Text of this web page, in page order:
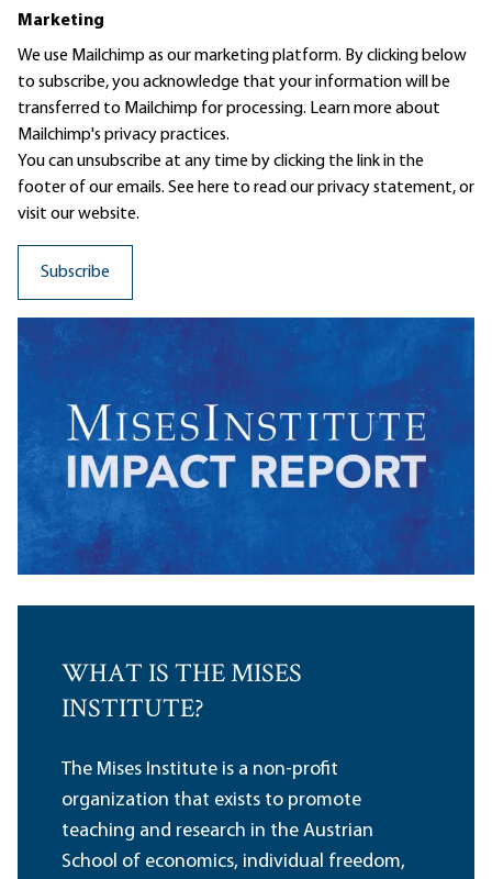
Marketing
We use Mailchimp as our marketing platform. By clicking below
to subscribe, you acknowledge that your information will be
transferred to Mailchimp for processing. Learn moreabout
Mailchimp's privacy practices.
You can unsubscribe at any time by clicking the link in the
footer of our emails. See here to read ourprivacy statement, or
visit our website.
WHAT IS THE MISES
INSTITUTE?
The Mises Institute is a non-profit
organization that exists to promote
teaching and research in the Austrian
School of economics, individual freedom,